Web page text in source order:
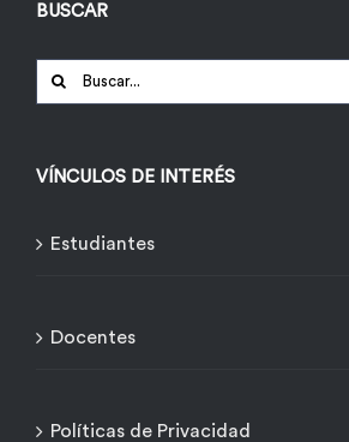
BUSCAR
Buscar:
VÍNCULOS DE INTERÉS
Estudiantes
Docentes
Políticas de Privacidad